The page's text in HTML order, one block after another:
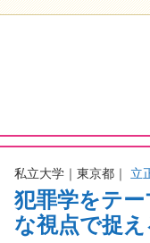
私立大学｜東京都｜ 立
犯罪学をテ
な視点で捉え